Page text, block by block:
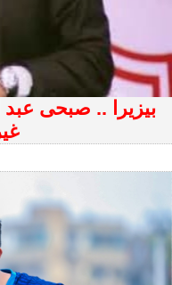
بيزيرا .. صبحى عبد